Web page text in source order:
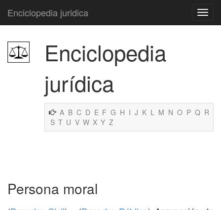
Enciclopedia juridica
Enciclopedia
jurídica
A B C D E F G H I J K L M N O P Q R
S T U V W X Y Z
Persona moral